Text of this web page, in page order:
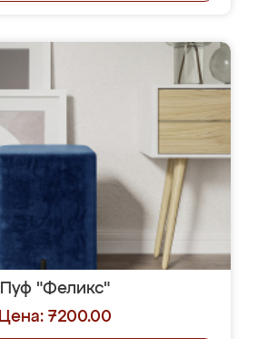
Пуф "Феликс"
Цена: 7200.00